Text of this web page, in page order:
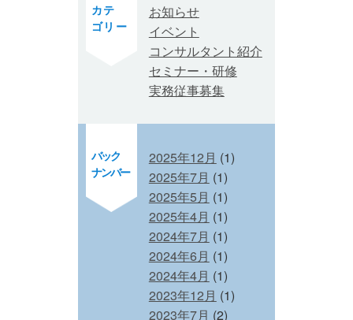
カテ
ゴリー
お知らせ
イベント
コンサルタント紹介
セミナー・研修
実務従事募集
バック
ナンバー
2025年12月 (1)
2025年7月 (1)
2025年5月 (1)
2025年4月 (1)
2024年7月 (1)
2024年6月 (1)
2024年4月 (1)
2023年12月 (1)
2023年7月 (2)